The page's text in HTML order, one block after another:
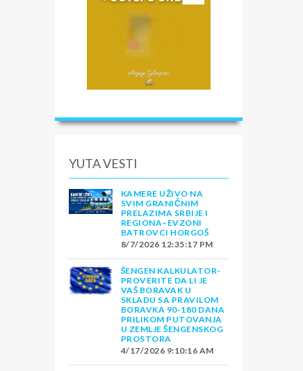
YUTA VESTI
KAMERE UŽIVO NA
SVIM GRANIČNIM
PRELAZIMA SRBIJE I
REGIONA–EVZONI
BATROVCI HORGOŠ
8/7/2026 12:35:17 PM
ŠENGEN KALKULATOR-
PROVERITE DA LI JE
VAŠ BORAVAK U
SKLADU SA PRAVILOM
BORAVKA 90-180 DANA
PRILIKOM PUTOVANJA
U ZEMLJE ŠENGENSKOG
PROSTORA
4/17/2026 9:10:16 AM